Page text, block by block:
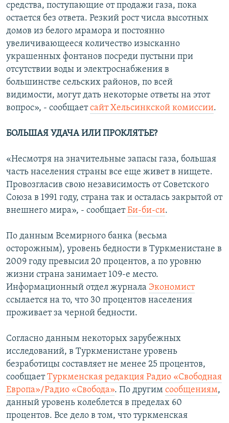
средства, поступающие от продажи газа, пока
остается без ответа. Резкий рост числа высотных
домов из белого мрамора и постоянно
увеличивающееся количество изысканно
украшенных фонтанов посреди пустыни при
отсутствии воды и электроснабжения в
большинстве сельских районов, по всей
видимости, могут дать некоторые ответы на этот
вопрос», - сообщаетсайт Хельсинкской комиссии.
БОЛЬШАЯ УДАЧА ИЛИ ПРОКЛЯТЬЕ?
«Несмотря на значительные запасы газа, большая
часть населения страны все еще живет в нищете.
Провозгласив свою независимость от Советского
Союза в 1991 году, страна так и осталась закрытой от
внешнего мира», - сообщаетБи-би-си.
По данным Всемирного банка (весьма
осторожным), уровень бедности в Туркменистане в
2009 году превысил 20 процентов, а по уровню
жизни страна занимает 109-е место.
Информационный отдел журнала Экономист
ссылается на то, что 30 процентов населения
проживает за черной бедности.
Согласно данным некоторых зарубежных
исследований, в Туркменистане уровень
безработицы составляет не менее 25 процентов,
сообщаетТуркменская редакция Радио «Свободная
Европа»/Радио «Свобода». По другим сообщениям,
данный уровень колеблется в пределах 60
процентов. Все дело в том, что туркменская